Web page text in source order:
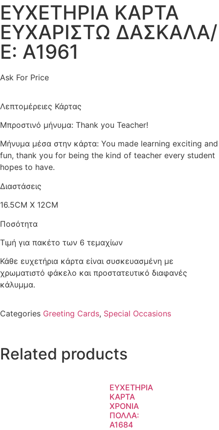
ΕΥΧΕΤΗΡΙΑ ΚΑΡΤΑ
ΕΥΧΑΡΙΣΤΩ ΔΑΣΚΑΛΑ/
Ε: Α1961
Ask For Price
Λεπτομέρειες Κάρτας
Μπροστινό μήνυμα: Thank you Teacher!
Μήνυμα μέσα στην κάρτα: You made learning exciting and
fun, thank you for being the kind of teacher every student
hopes to have.
Διαστάσεις
16.5CM X 12CM
Ποσότητα
Τιμή για πακέτο των 6 τεμαχίων
Κάθε ευχετήρια κάρτα είναι συσκευασμένη με
χρωματιστό φάκελο και προστατευτικό διαφανές
κάλυμμα.
Categories Greeting Cards, Special Occasions
Related products
ΕΥΧΕΤΗΡΙΑ
ΚΑΡΤΑ
ΧΡΟΝΙΑ
ΠΟΛΛΑ:
Α1684